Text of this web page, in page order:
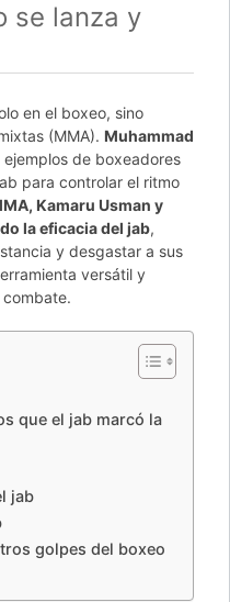
se lanza y
en el boxeo, sino
(MMA). Muhammad
ejemplos de boxeadores
para controlar el ritmo
Kamaru Usman y
la eficacia del jab,
y desgastar a sus
versátil y
que el jab marcó la
jab
golpes del boxeo